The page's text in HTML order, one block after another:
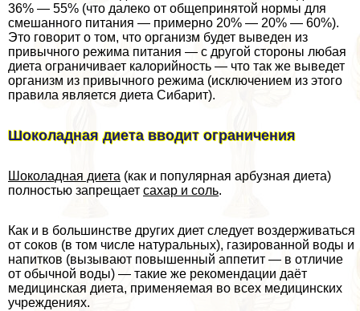
36% — 55% (что далеко от общепринятой нормы для
смешанного питания — примерно 20% — 20% — 60%).
Это говорит о том, что организм будет выведен из
привычного режима питания — с другой стороны любая
диета ограничивает калорийность — что так же выведет
организм из привычного режима (исключением из этого
правила является диета Сибарит).
Шоколадная диета вводит ограничения
Шоколадная диета (как и популярная арбузная диета)
полностью запрещает сахар и соль.
Как и в большинстве других диет следует воздерживаться
от соков (в том числе натуральных), газированной воды и
напитков (вызывают повышенный аппетит — в отличие
от обычной воды) — такие же рекомендации даёт
медицинская диета, применяемая во всех медицинских
учреждениях.